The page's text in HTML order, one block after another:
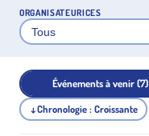
ORGANISATEURICES
Événements à venir (7)
↓Chronologie : Croissante